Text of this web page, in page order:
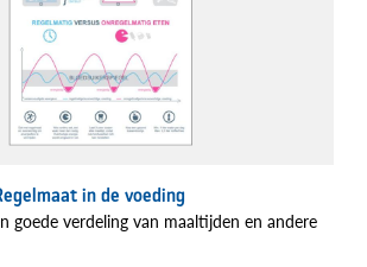
in de voeding
goede verdeling van maaltijden en andere